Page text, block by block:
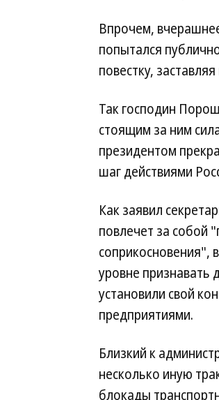
Впрочем,
попытался
повестку,
Так господин
стоящим за ним
президентом
шаг действиями
Как заявил
повлечет за собой
соприкосновения",
уровне признавать
установили свой
предприятиями.
Близкий к
несколько иную
блокады